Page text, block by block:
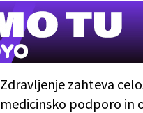
Zdravljenje zahteva
medicinsko podporo in